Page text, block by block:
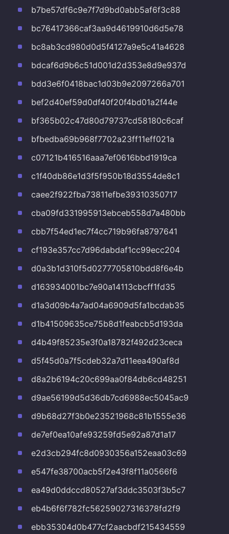
b7be57df6c9e7f7d9bd0abb5af6f3c88
bc76417366caf3aa9d4619910d6d5e78
bc8ab3cd980d0d5f4127a9e5c41a4628
bdcaf6d9b6c51d001d2d353e8d9e937d
bdd3e6f0418bac1d03b9e2097266a701
bef2d40ef59d0df40f20f4bd01a2f44e
bf365b02c47d80d79737cd58180c6caf
bfbedba69b968f7702a23ff11eff021a
c07121b416516aaa7ef0616bbd1919ca
c1f40db86e1d3f5f950b18d3554de8c1
caee2f922fba73811efbe39310350717
cba09fd331995913ebceb558d7a480bb
cbb7f54ed1ec7f4cc719b96fa8797641
cf193e357cc7d96dabdaf1cc99ecc204
d0a3b1d310f5d0277705810bdd8f6e4b
d163934001bc7e90a14113cbcff1fd35
d1a3d09b4a7ad04a6909d5fa1bcdab35
d1b41509635ce75b8d1feabcb5d193da
d4b49f85235e3f0a18782f492d23ceca
d5f45d0a7f5cdeb32a7d11eea490af8d
d8a2b6194c20c699aa0f84db6cd48251
d9ae56199d5d36db7cd6988ec5045ac9
d9b68d27f3b0e23521968c81b1555e36
de7ef0ea10afe93259fd5e92a87d1a17
e2d3cb294fc8d0930356a152eaa03c69
e547fe38700acb5f2e43f8f11a0566f6
ea49d0ddccd80527af3ddc3503f3b5c7
eb4b6f6f782fc56259027316378fd2f9
ebb35304d0b477cf2aacbdf215434559